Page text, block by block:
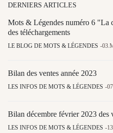
DERNIERS ARTICLES
Mots & Légendes numéro 6 "La
des téléchargements
LE BLOG DE MOTS & LÉGENDES
Bilan des ventes année 2023
LES INFOS DE MOTS & LÉGENDES
Bilan décembre février 2023 des
LES INFOS DE MOTS & LÉGENDES